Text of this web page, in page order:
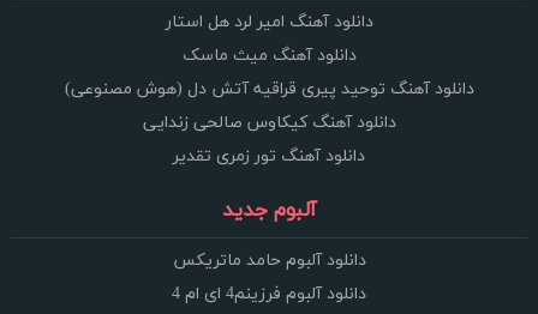
دانلود آهنگ امیر لرد هل استار
دانلود آهنگ میث ماسک
دانلود آهنگ توحید پیری قراقیه آتش دل (هوش مصنوعی)
دانلود آهنگ کیکاوس صالحی زندایی
دانلود آهنگ تور زمری تقدیر
آلبوم جدید
دانلود آلبوم حامد ماتریکس
دانلود آلبوم فرزینم4 ای ام 4